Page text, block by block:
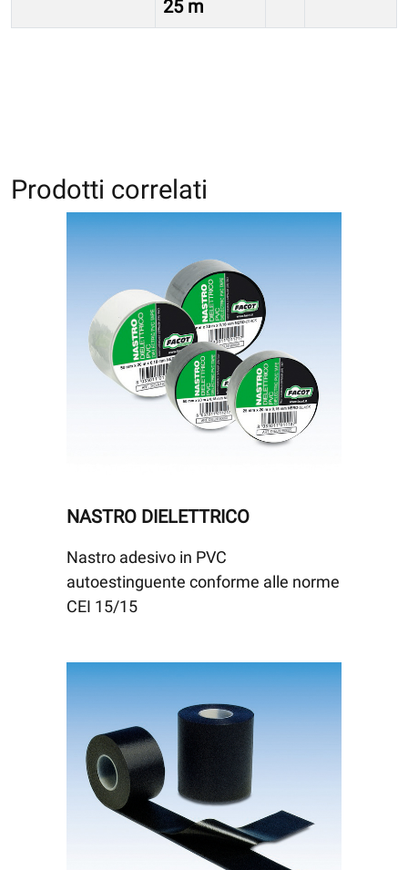
25 m
Prodotti correlati
NASTRO DIELETTRICO
Nastro adesivo in PVC
autoestinguente conforme alle norme
CEI 15/15